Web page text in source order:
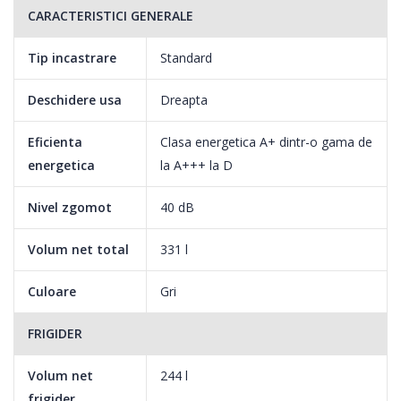
Protectie antibacteriana pentru maner usa si garnitura etansare
Pentru igiena, manerele sunt acoperite cu un strat antibacterii.
CARACTERISTICI GENERALE
Tip incastrare Standard
Deschidere usa Dreapta
Eficienta
energetica
Clasa energetica A+ dintr-o gama de
la A+++ la D
Nivel zgomot 40 dB
Volum net total 331 l
Culoare Gri
FRIGIDER
Volum net
244 l